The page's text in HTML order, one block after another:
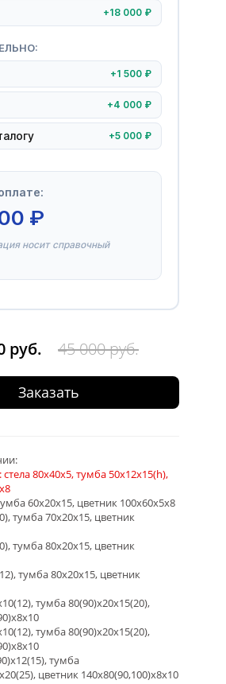
руб. 45 000 руб.
Заказать
+18 000 ₽
+1 500 ₽
+4 000 ₽
+5 000 ₽
₽
носит справочный
80х40х5, тумба 50х12х15(h),
60х20х15, цветник 100х60х5х8
тумба 70х20х15, цветник
тумба 80х20х15, цветник
тумба 80х20х15, цветник
тумба 80(90)х20х15(20),
тумба 80(90)х20х15(20),
тумба
цветник 140х80(90,100)х8х10